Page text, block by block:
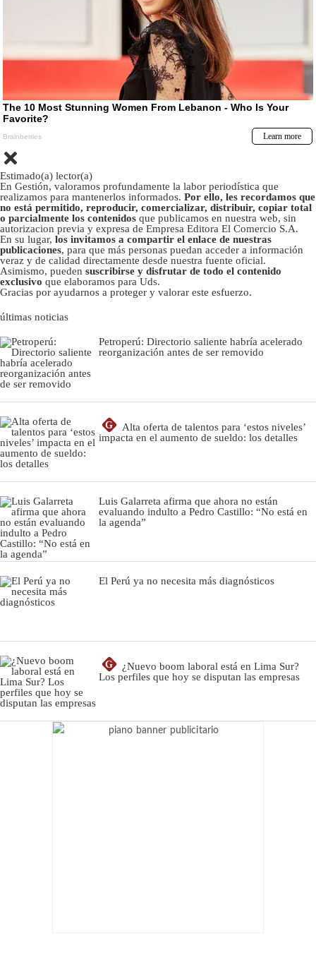
Estimado(a) lector(a)
En Gestión, valoramos profundamente la labor periodística que
realizamos para mantenerlos informados. Por ello, les recordamos que
no está permitido, reproducir, comercializar, distribuir, copiar total
o parcialmente los contenidos que publicamos en nuestra web, sin
autorizacion previa y expresa de Empresa Editora El Comercio S.A.
En su lugar, los invitamos a compartir el enlace de nuestras
publicaciones, para que más personas puedan acceder a información
veraz y de calidad directamente desde nuestra fuente oficial.
Asimismo, pueden suscribirse y disfrutar de todo el contenido
exclusivo que elaboramos para Uds.
Gracias por ayudarnos a proteger y valorar este esfuerzo.
últimas noticias
Petroperú: Directorio saliente habría acelerado
reorganización antes de ser removido
G
Alta oferta de talentos para ‘estos niveles’
impacta en el aumento de sueldo: los detalles
Luis Galarreta afirma que ahora no están
evaluando indulto a Pedro Castillo: “No está en
la agenda”
El Perú ya no necesita más diagnósticos
G
¿Nuevo boom laboral está en Lima Sur?
Los perfiles que hoy se disputan las empresas